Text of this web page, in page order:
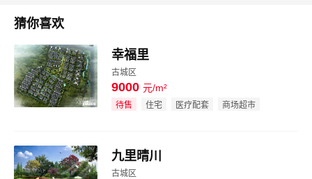
猜你喜欢
效果图
幸福里
古城区
9000 元/m²
待售 住宅 医疗配套 商场超市
九里晴川
古城区